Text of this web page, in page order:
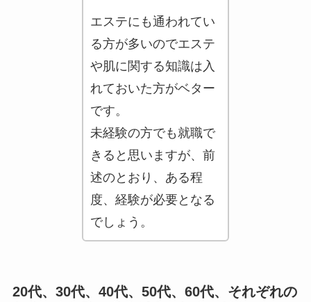
エステにも通われてい
る方が多いのでエステ
や肌に関する知識は入
れておいた方がベター
です。
未経験の方でも就職で
きると思いますが、前
述のとおり、ある程
度、経験が必要となる
でしょう。
20代、30代、40代、50代、60代、それぞれの